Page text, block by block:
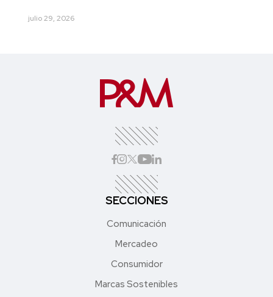
julio 29, 2026
SECCIONES
Comunicación
Mercadeo
Consumidor
Marcas Sostenibles